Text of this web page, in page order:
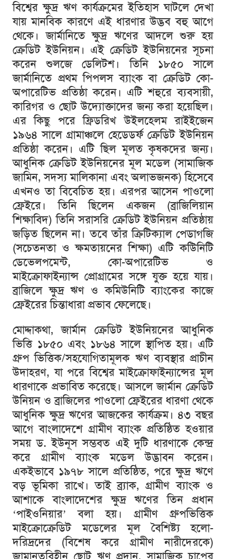
বিশ্বের ক্ষুদ্র ঋণ কার্যক্রমের ইতিহাস ঘাটলে দেখা
যায় মানবিক কারণে এই ধারণার উদ্ভব বহু আগে
থেকে। জার্মানিতে ক্ষুদ্র ঋণের আদলে শুরু হয়
ক্রেডিট ইউনিয়ন। এই ক্রেডিট ইউনিয়নের সূচনা
করেন
শুলজে ডেলিটশ। তিনি ১৮৫০
সালে
জার্মানিতে প্রথম পিপলস ব্যাংক বা ক্রেডিট কো-
অপারেটিভ প্রতিষ্ঠা করেন। এটি শহুরে ব্যবসায়ী,
কারিগর ও ছোট উদ্যোক্তাদের জন্য করা হয়েছিল।
এর কিছু পরে ফ্রিডরিখ উইলহেলম রাইইজেন
১৯৬৪ সালে গ্রামাঞ্চলে হেডেডর্ফ ক্রেডিট ইউনিয়ন
প্রতিষ্ঠা করেন। এটি ছিল মূলত কৃষকদের জন্য।
আধুনিক ক্রেডিট ইউনিয়নের মূল মডেল(সামাজিক
জামিন,সদস্য মালিকানা এবং অলাভজনক)হিসেবে
এখনও তা বিবেচিত হয়। এরপর আসেন পাওলো
ফ্রেইরে।
তিনি ছিলেন একজন(ব্রাজিলিয়ান
শিক্ষাবিদ)তিনি সরাসরি ক্রেডিট ইউনিয়ন প্রতিষ্ঠায়
জড়িত ছিলেন না। তবে তাঁর ক্রিটিক্যাল পেডাগজি
(সচেতনতা ও ক্ষমতায়নের শিক্ষা) এটি কউিনিটি
ডেভেলপমেন্ট, কো-অপারেটিভ
ও
মাইক্রোফাইন্যান্স প্রোগ্রামের সঙ্গে যুক্ত হয়ে যায়।
ব্রাজিলে ক্ষুদ্র ঋণ ও কমিউনিটি ব্যাংকের কাজে
ফ্রেইরের চিন্তাধারা প্রভাব ফেলেছে।
মোদ্দাকথা,জার্মান ক্রেডিট ইউনিয়নের আধুনিক
ভিত্তি ১৮৫০ এবং ১৮৬৪ সালে স্থাপিত হয়। এটি
গ্রুপ ভিত্তিক/সহযোগিতামূলক ঋণ ব্যবস্থার প্রাচীন
উদাহরণ,যা পরে বিশ্বের মাইক্রোফাইন্যান্সের মূল
ধারণাকে প্রভাবিত করেছে। আসলে জার্মান ক্রেডিট
উনিয়ন ও ব্রাজিলের পাওলো ফ্রেইরের ধারণা থেকে
আধুনিক ক্ষুদ্র ঋণের আজকের কার্যক্রম। ৪৩ বছর
আগে বাংলাদেশে গ্রামীণ ব্যাংক প্রতিষ্ঠিত হওয়ার
সময় ড.ইউনূস সম্ভবত এই দুটি ধারণাকে কেন্দ্র
করে
গ্রামীণ ব্যাংক মডেল উদ্ভাবন
করেন।
একইভাবে ১৯৭৮ সালে প্রতিষ্ঠিত, পরে ক্ষুদ্র ঋণে
বড় ভূমিকা রাখে। তাই ব্র্যাক,গ্রামীণ ব্যাংক ও
আশাকে
বাংলাদেশের ক্ষুদ্র ঋণের তিন
প্রধান
‘পাইওনিয়ার’বলা হয়। গ্রামীণ
গ্রুপভিত্তিক
মাইক্রোক্রেডিট
মডেলের মূল বৈশিষ্ট্য হলো-
দরিদ্রদের(বিশেষ করে গ্রামীণ নারীদেরকে)